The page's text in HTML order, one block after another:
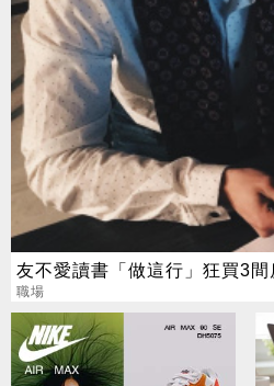
友不愛讀書「做這行」狂買3
職場